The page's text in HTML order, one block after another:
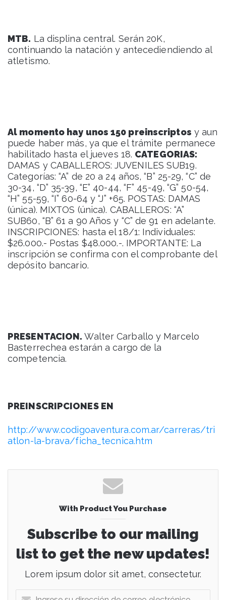
MTB. La displina central. Serán 20K,
continuando la natación y antecediendiendo al
atletismo.
Al momento hay unos 150 preinscriptos y aun
puede haber más, ya que el trámite permanece
habilitado hasta el jueves 18. CATEGORIAS:
DAMAS y CABALLEROS: JUVENILES SUB19.
Categorías: “A” de 20 a 24 años, “B” 25-29, “C” de
30-34, “D” 35-39, “E” 40-44, “F” 45-49, “G” 50-54,
“H” 55-59, “I” 60-64 y “J” +65. POSTAS: DAMAS
(única). MIXTOS (única). CABALLEROS: “A”
SUB60, “B” 61 a 90 Años y “C” de 91 en adelante.
INSCRIPCIONES: hasta el 18/1: Individuales:
$26.000.- Postas $48.000.-. IMPORTANTE: La
inscripción se confirma con el comprobante del
depósito bancario.
PRESENTACION. Walter Carballo y Marcelo
Basterrechea estarán a cargo de la
competencia.
PREINSCRIPCIONES EN
http://www.codigoaventura.com.ar/carreras/tri
atlon-la-brava/ficha_tecnica.htm
With Product You Purchase
Subscribe to our mailing
list to get the new updates!
Lorem ipsum dolor sit amet, consectetur.